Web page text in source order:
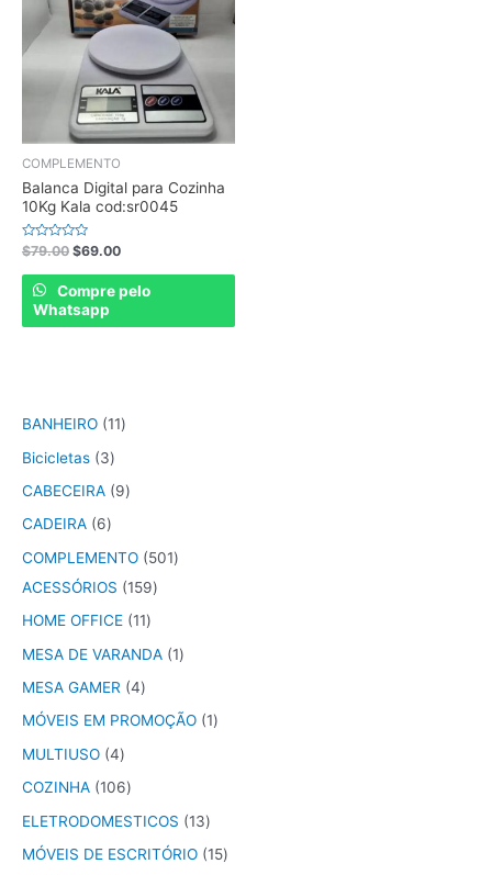
COMPLEMENTO
Balanca Digital para Cozinha
10Kg Kala cod:sr0045
Rated
0
out
$79.00 $69.00
Compre pelo
Whatsapp
BANHEIRO 11
Bicicletas
3
CABECEIRA
9
CADEIRA
6
COMPLEMENTO
501
ACESSÓRIOS
159
HOME OFFICE 11
MESA DE VARANDA 1
MESA GAMER
4
MÓVEIS EM PROMOÇÃO 1
MULTIUSO 4
COZINHA 106
ELETRODOMESTICOS
13
MÓVEIS DE ESCRITÓRIO 15